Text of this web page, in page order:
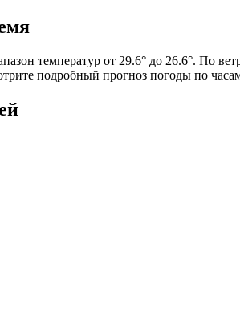
температур от 29.6° до 26.6°. По
подробный прогноз погоды по